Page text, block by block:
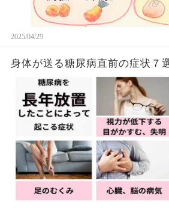
2025/04/29
身体が送る糖尿病直前の症状７